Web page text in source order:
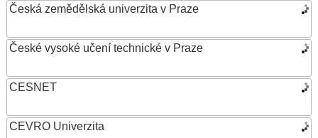
Česká zemědělská univerzita v Praze
České vysoké učení technické v Praze
CESNET
CEVRO Univerzita